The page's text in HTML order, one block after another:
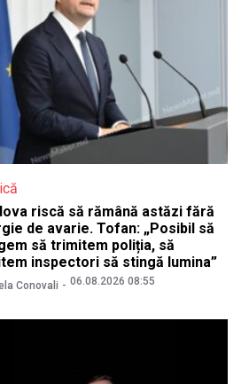
riscă să rămână astăzi fără
de avarie. Tofan: „Posibil să
să trimitem poliția, să
inspectori să stingă lumina”
Conovali 06.08.2026 08:55